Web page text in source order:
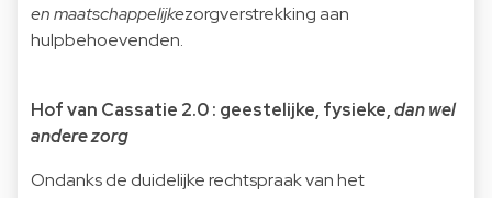
en maatschappelijkezorgverstrekking aan
hulpbehoevenden.
Hof van Cassatie 2.0 : geestelijke, fysieke,dan wel
andere zorg
Ondanks de duidelijke rechtspraak van het